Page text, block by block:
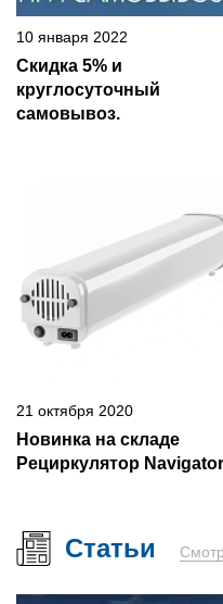
10 января 2022
Скидка 5% и
круглосуточный
самовывоз.
21 октября 2020
Новинка на складе
Рециркулятор Navigator
Статьи